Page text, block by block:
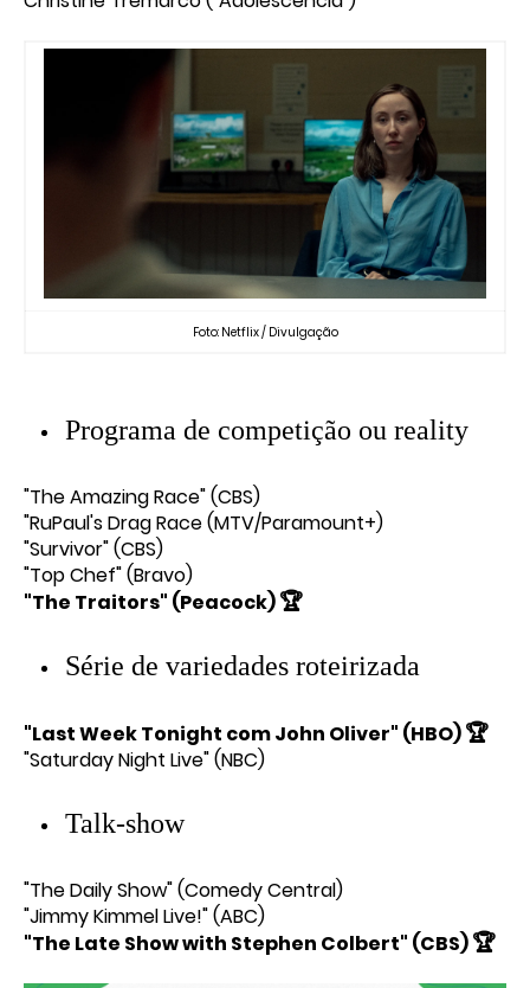
Foto: Netflix / Divulgação
Programa de competição ou reality
"The Amazing Race" (CBS)
"RuPaul's Drag Race (MTV/Paramount+)
"Survivor" (CBS)
"Top Chef" (Bravo)
"The Traitors" (Peacock)🏆
Série de variedades roteirizada
"Last Week Tonight com John Oliver" (HBO)🏆
"Saturday Night Live" (NBC)
Talk-show
"The Daily Show" (Comedy Central)
"Jimmy Kimmel Live!" (ABC)
"The Late Show with Stephen Colbert" (CBS)🏆